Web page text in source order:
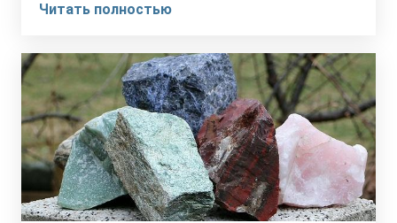
растений и изучением их…
Читать полностью